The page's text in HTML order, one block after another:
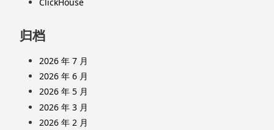
归档
2026 年 7 月
2026 年 6 月
2026 年 5 月
2026 年 3 月
2026 年 2 月